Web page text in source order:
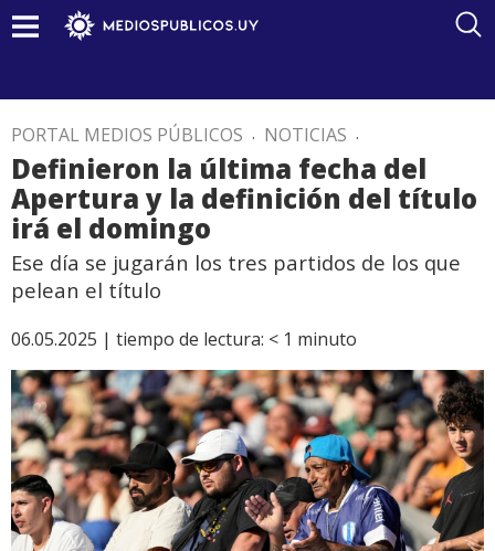
PORTAL MEDIOS PÚBLICOS . NOTICIAS .
Definieron la última fecha del
Apertura y la definición del título
irá el domingo
Ese día se jugarán los tres partidos de los que
pelean el título
06.05.2025 | tiempo de lectura: < 1 minuto